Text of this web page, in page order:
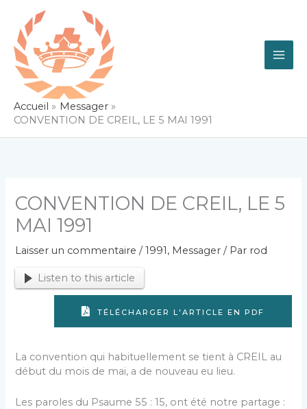
contenu
Accueil
Messager
CONVENTION DE CREIL, LE 5 MAI 1991
CONVENTION DE CREIL, LE 5
MAI 1991
Laisser un commentaire /1991, Messager / Par rod
Listen to this article
TÉLÉCHARGER L'ARTICLE EN PDF
La convention qui habituellement se tient à CREIL au
début du mois de mai, a de nouveau eu lieu.
Les paroles du Psaume 55 : 15, ont été notre partage :